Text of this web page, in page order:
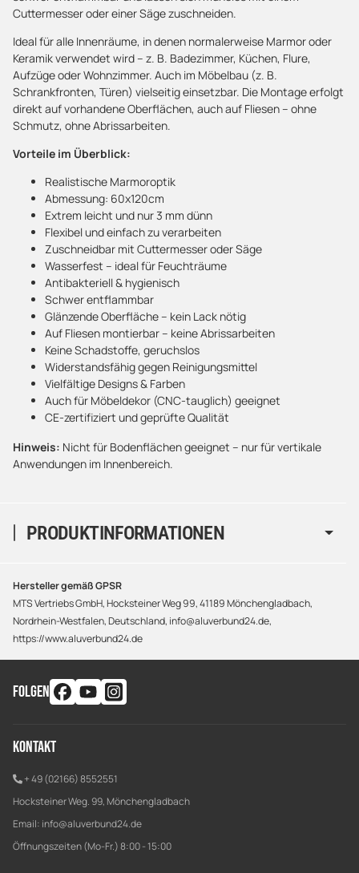
PRODUKTINFORMATIONEN
Cuttermesser oder einer Säge zuschneiden.
Ideal für alle Innenräume, in denen normalerweise Marmor oder
Keramik verwendet wird – z. B. Badezimmer, Küchen, Flure,
Aufzüge oder Wohnzimmer. Auch im Möbelbau (z. B.
Schrankfronten, Türen) vielseitig einsetzbar. Die Montage erfolgt
direkt auf vorhandene Oberflächen, auch auf Fliesen – ohne
Schmutz, ohne Abrissarbeiten.
Vorteile im Überblick:
Realistische Marmoroptik
Abmessung: 60x120cm
Extrem leicht und nur 3 mm dünn
Flexibel und einfach zu verarbeiten
Zuschneidbar mit Cuttermesser oder Säge
Wasserfest – ideal für Feuchträume
Antibakteriell & hygienisch
Schwer entflammbar
Glänzende Oberfläche – kein Lack nötig
Auf Fliesen montierbar – keine Abrissarbeiten
Keine Schadstoffe, geruchslos
Widerstandsfähig gegen Reinigungsmittel
Vielfältige Designs & Farben
Auch für Möbeldekor (CNC-tauglich) geeignet
CE-zertifiziert und geprüfte Qualität
Hinweis: Nicht für Bodenflächen geeignet – nur für vertikale
Anwendungen im Innenbereich.
Hersteller gemäß GPSR
MTS Vertriebs GmbH, Hocksteiner Weg 99, 41189 Mönchengladbach,
Nordrhein-Westfalen, Deutschland, info@aluverbund24.de,
https://www.aluverbund24.de
FOLGEN
Kontakt
+ 49 (02166) 8552551
Hocksteiner Weg. 99, Mönchengladbach
Email: info@aluverbund24.de
Öffnungszeiten (Mo-Fr.) 8:00 - 15:00